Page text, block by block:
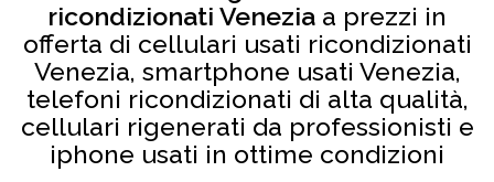
ricondizionati Venezia a prezzi in
offerta di cellulari usati ricondizionati
Venezia, smartphone usati Venezia,
telefoni ricondizionati di alta qualità,
cellulari rigenerati da professionisti e
iphone usati in ottime condizioni